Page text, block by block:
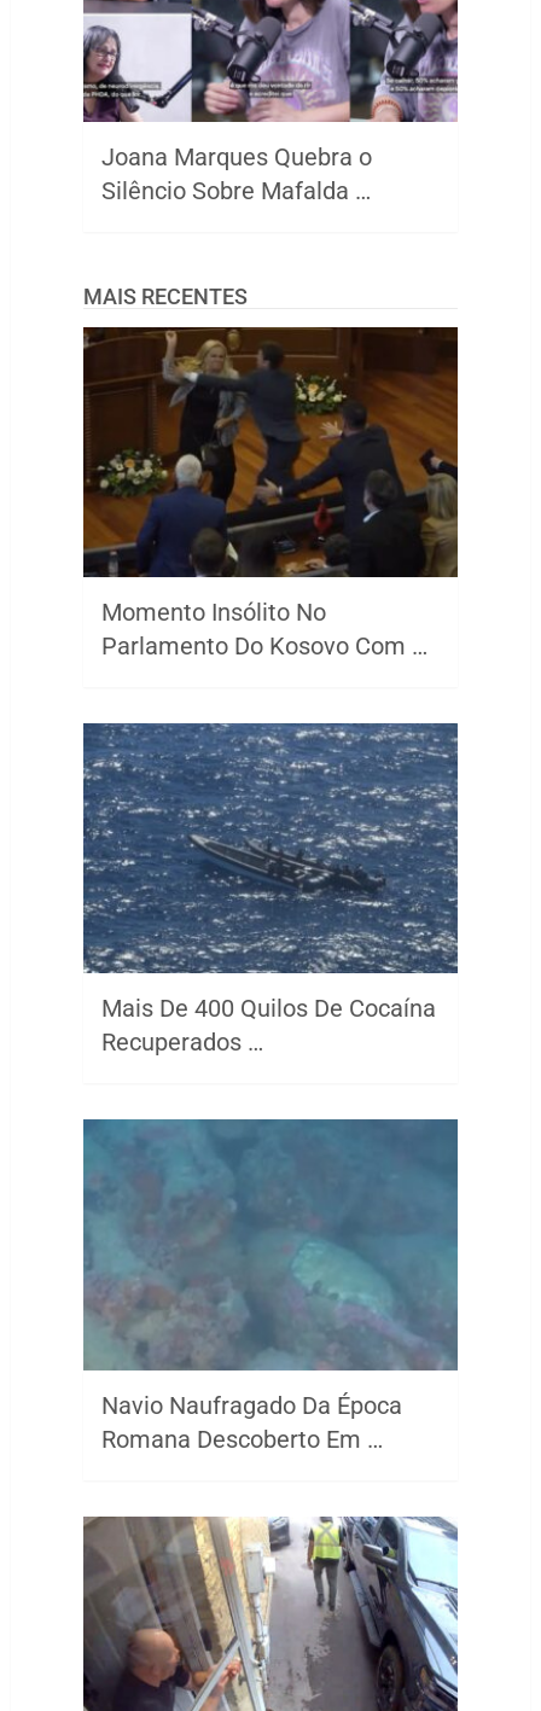
Joana Marques Quebra o
Silêncio Sobre Mafalda …
MAIS RECENTES
Momento Insólito No
Parlamento Do Kosovo Com …
Mais De 400 Quilos De Cocaína
Recuperados …
Navio Naufragado Da Época
Romana Descoberto Em …